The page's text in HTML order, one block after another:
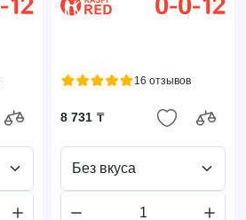
16 отзывов
8 731 ₸
Без вкуса